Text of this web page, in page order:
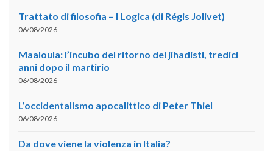
Trattato di filosofia – I Logica (di Régis Jolivet)
06/08/2026
Maaloula: l’incubo del ritorno dei jihadisti, tredici
anni dopo il martirio
06/08/2026
L’occidentalismo apocalittico di Peter Thiel
06/08/2026
Da dove viene la violenza in Italia?